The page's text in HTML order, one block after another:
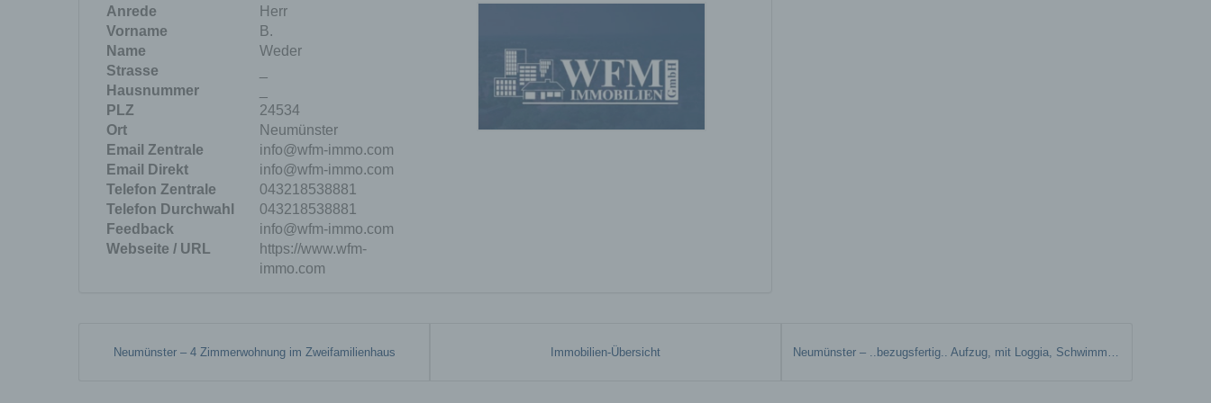
Anrede
Herr
Vorname
B.
Name
Weder
Strasse
Hausnummer
PLZ
24534
Ort
Neumünster
Email Zentrale
info@wfm-immo.com
Email Direkt
info@wfm-immo.com
Telefon Zentrale
043218538881
Telefon Durchwahl
043218538881
Feedback
info@wfm-immo.com
Webseite / URL
https://www.wfm-
immo.com
Neumünster – 4 Zimmerwohnung im Zweifamilienhaus Immobilien-Übersicht
besonderen Merkmalen, die Ausdruck der physischen, physiologischen,
genetischen, psychischen, wirtschaftlichen, kulturellen oder sozialen
Identität dieser natürlichen Person sind, identifiziert werden kann.
Betroffene Person ist jede identifizierte oder identifizierbare natürliche
Organisation, das Ordnen, die Speicherung, die Anpassung oder